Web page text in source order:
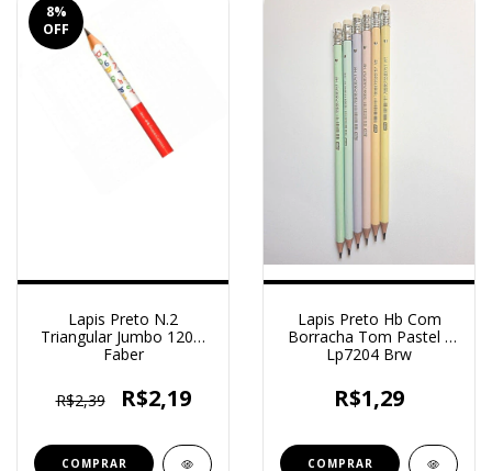
8%
OFF
Lapis Preto N.2
Triangular Jumbo 1205J
Faber
R$2,39 R$2,19
Lapis Preto Hb Com
Borracha Tom Pastel -
Lp7204 Brw
R$1,29